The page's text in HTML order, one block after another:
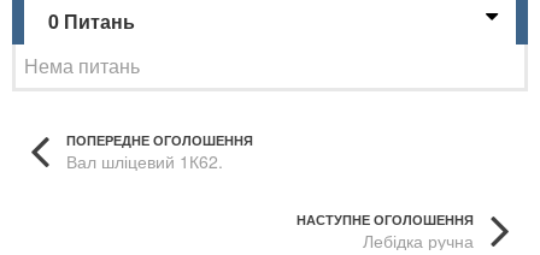
0 Питань
Нема питань
ПОПЕРЕДНЕ ОГОЛОШЕННЯ
Вал шліцевий 1К62.
НАСТУПНЕ ОГОЛОШЕННЯ
Лебідка ручна